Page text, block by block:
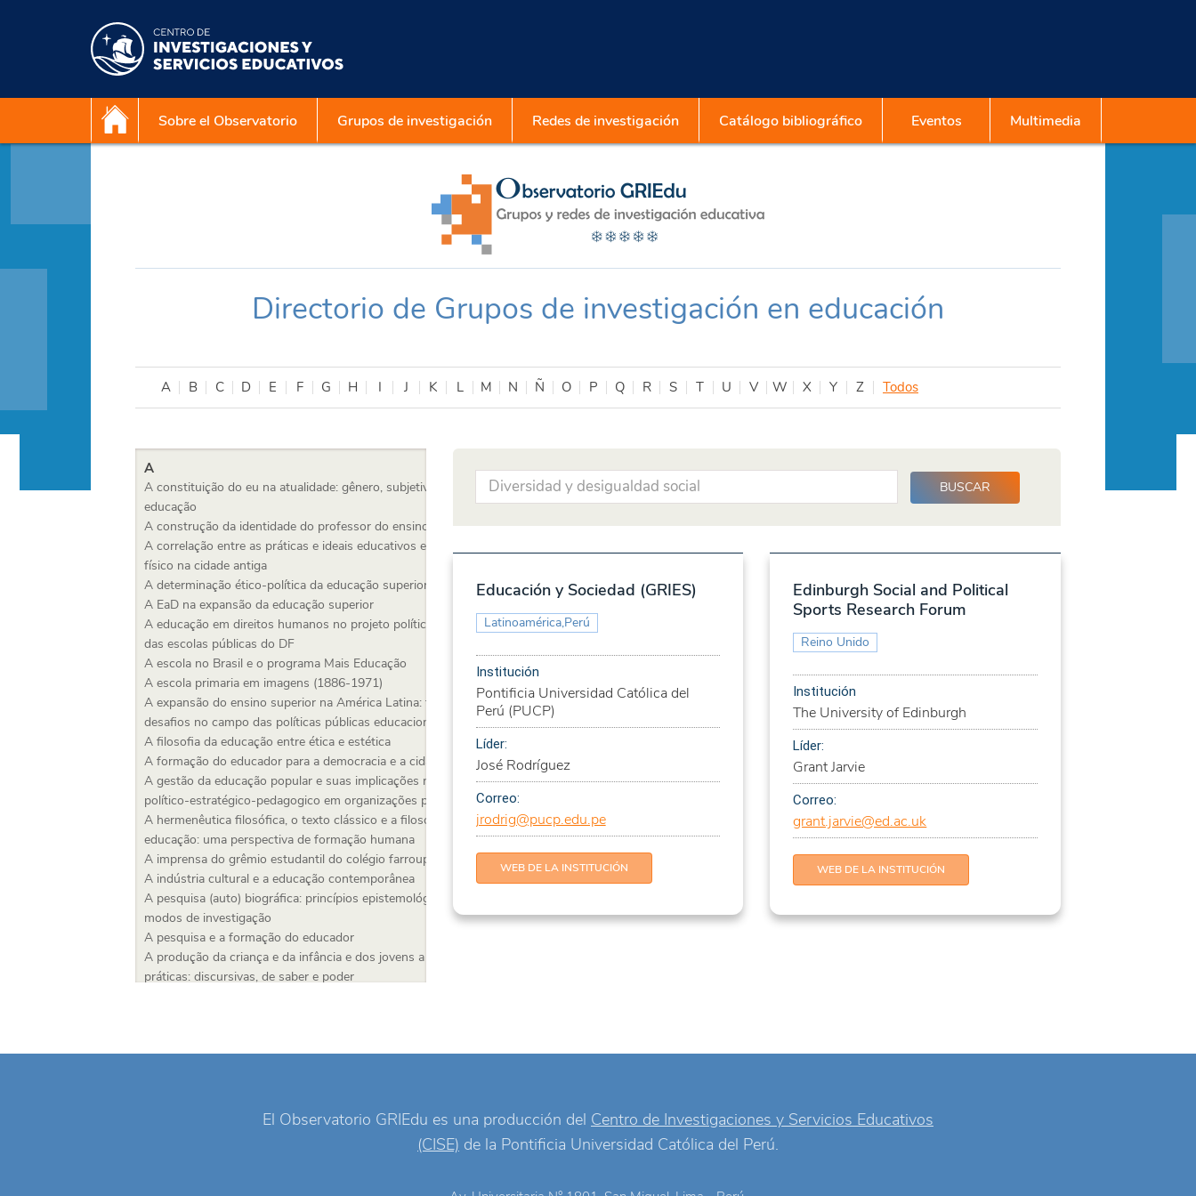
Sobre el Observatorio Grupos de investigación Redes de investigación Catálogo bibliográfico Eventos Multimedia
Directorio de Grupos de investigación en educación
A B C D E F G H I J K L M N Ñ O P Q R S T U V W X Y Z Todos
A
A constituição do eu na atualidade: gênero, subjetividade e
educação
A construção da identidade do professor do ensino pós-primário
A correlação entre as práticas e ideais educativos e o espaço
físico na cidade antiga
A determinação ético-política da educação superior
A EaD na expansão da educação superior
A educação em direitos humanos no projeto político-pedagógico
das escolas públicas do DF
A escola no Brasil e o programa Mais Educação
A escola primaria em imagens (1886-1971)
A expansão do ensino superior na América Latina: tendências e
desafios no campo das políticas públicas educacionais
A filosofia da educação entre ética e estética
A formação do educador para a democracia e a cidadania
A gestão da educação popular e suas implicações no processo-
político-estratégico-pedagogico em organizações populares
A hermenêutica filosófica, o texto clássico e a filosofia da
educação: uma perspectiva de formação humana
A imprensa do grêmio estudantil do colégio farroupilha
A indústria cultural e a educação contemporânea
A pesquisa (auto) biográfica: princípios epistemológicos, eixos e
modos de investigação
A pesquisa e a formação do educador
A produção da criança e da infância e dos jovens a partir das
práticas: discursivas, de saber e poder
A relação família-escola
A revolução da tecnologia touch screen na infância
Educación y Sociedad (GRIES)
Latinoamérica,Perú
Institución
Pontificia Universidad Católica del
Perú (PUCP)
Líder:
José Rodríguez
Correo:
jrodrig@pucp.edu.pe
WEB DE LA INSTITUCIÓN
Edinburgh Social and Political
Sports Research Forum
Reino Unido
Institución
The University of Edinburgh
Líder:
Grant Jarvie
Correo:
grant.jarvie@ed.ac.uk
WEB DE LA INSTITUCIÓN
El Observatorio GRIEdu es una producción del Centro de Investigaciones y Servicios Educativos
(CISE) de la Pontificia Universidad Católica del Perú.